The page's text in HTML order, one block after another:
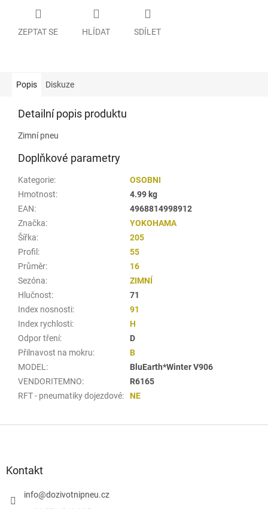
ZEPTAT SE HLÍDAT SDÍLET
Popis Diskuze
Detailní popis produktu
Zimní pneu
Doplňkové parametry
Kategorie:
OSOBNI
Hmotnost:
4.99 kg
EAN:
4968814998912
Značka:
YOKOHAMA
Šířka:
205
Profil :
55
Průměr:
16
Sezóna:
ZIMNÍ
Hlučnost:
71
Index nosnosti:
91
Index rychlosti:
H
Odpor tření:
D
Přilnavost na mokru:
B
MODEL :
BluEarth*Winter V906
VENDORITEMNO:
R6165
RFT - pneumatiky dojezdové: NE
Kontakt
info@dozivotnipneu.cz